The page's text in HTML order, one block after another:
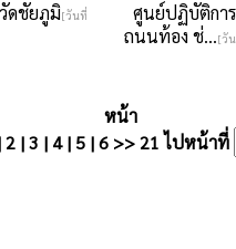
ดชัยภูมิ[วันที่
ศูนย์ปฏิบัติกา
ถนนท้อง ช่...[วั
หน้า
2 |3 | 4| 5 |6 >>21ไปหน้าที่